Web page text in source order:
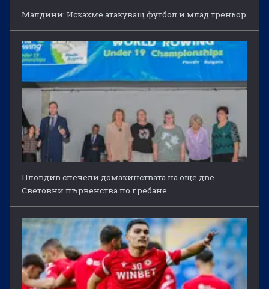
Малдини: Искахме атакуващ футбол и млад треньор
Пловдив спечели домакинствата на още две
Световни първенства по гребане